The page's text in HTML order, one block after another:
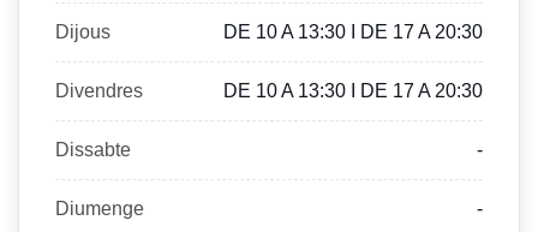
Dijous DE 10 A 13:30 I DE 17 A 20:30
Divendres DE 10 A 13:30 I DE 17 A 20:30
Dissabte -
Diumenge -